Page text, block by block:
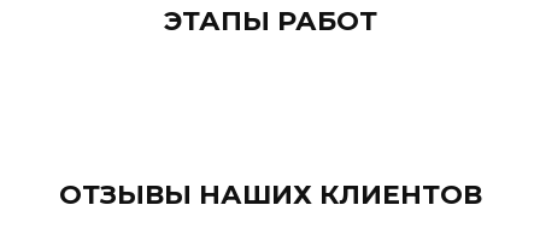
ЭТАПЫ РАБОТ
ОТЗЫВЫ НАШИХ КЛИЕНТОВ